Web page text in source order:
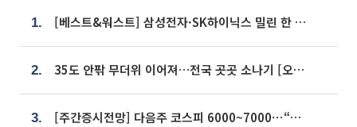
1. [베스트&워스트] 삼성전자·SK하이닉스 밀린 한 주…상상인증권은 85% 급등
2. 35도 안팎 무더위 이어져…전국 곳곳 소나기 [오늘 날씨]
3. [주간증시전망] 다음주 코스피 6000~7000⋯“外人 수급은 정책이 변수”